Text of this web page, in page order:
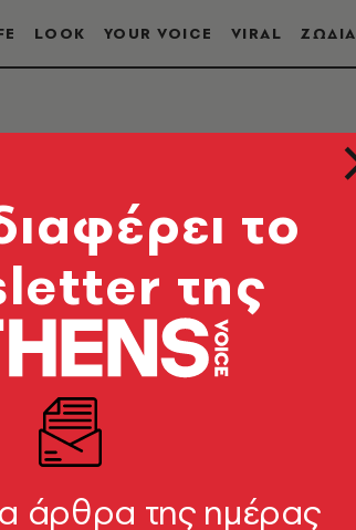
LOOK YOUR VOICE VIRAL ΖΩΔΙΑ
το
της
άρθρα της ημέρας